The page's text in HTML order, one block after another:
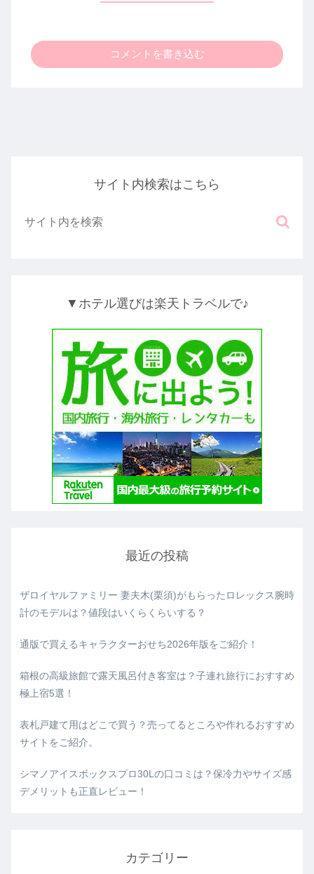
コメントを書き込む
サイト内検索はこちら
▼ホテル選びは楽天トラベルで♪
最近の投稿
ザロイヤルファミリー 妻夫木(栗須)がもらったロレックス腕時
計のモデルは？値段はいくらくらいする？
通版で買えるキャラクターおせち2026年版をご紹介！
箱根の高級旅館で露天風呂付き客室は？子連れ旅行におすすめ
極上宿5選！
表札戸建て用はどこで買う？売ってるところや作れるおすすめ
サイトをご紹介。
シマノアイスボックスプロ30Lの口コミは？保冷力やサイズ感
デメリットも正直レビュー！
カテゴリー